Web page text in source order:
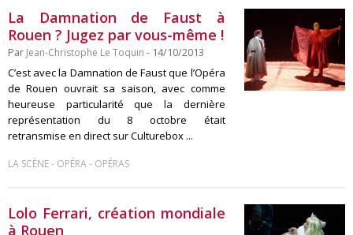
La Damnation de Faust à
Rouen ? Jugez par vous-même !
Par Jean-Christophe Le Toquin - 14/10/2013
C’est avec la Damnation de Faust que l’Opéra
de Rouen ouvrait sa saison, avec comme
heureuse particularité que la dernière
représentation du 8 octobre était
retransmise en direct sur Culturebox ...
LA SCÈNE- OPÉRA- OPÉRAS
Lolo Ferrari, création mondiale
à Rouen